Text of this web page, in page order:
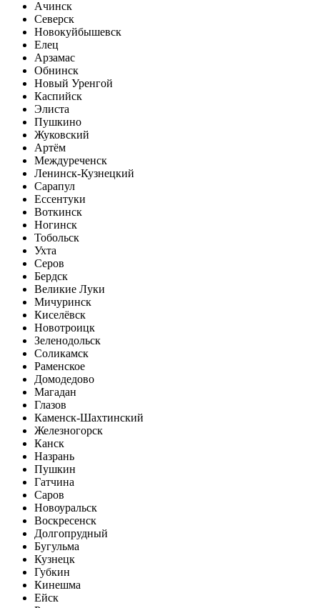
Ачинск
Северск
Новокуйбышевск
Елец
Арзамас
Обнинск
Новый Уренгой
Каспийск
Элиста
Пушкино
Жуковский
Артём
Междуреченск
Ленинск-Кузнецкий
Сарапул
Ессентуки
Воткинск
Ногинск
Тобольск
Ухта
Серов
Бердск
Великие Луки
Мичуринск
Киселёвск
Новотроицк
Зеленодольск
Соликамск
Раменское
Домодедово
Магадан
Глазов
Каменск-Шахтинский
Железногорск
Канск
Назрань
Пушкин
Гатчина
Саров
Новоуральск
Воскресенск
Долгопрудный
Бугульма
Кузнецк
Губкин
Кинешма
Ейск